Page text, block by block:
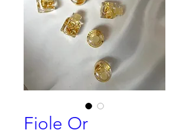
Fiole Or